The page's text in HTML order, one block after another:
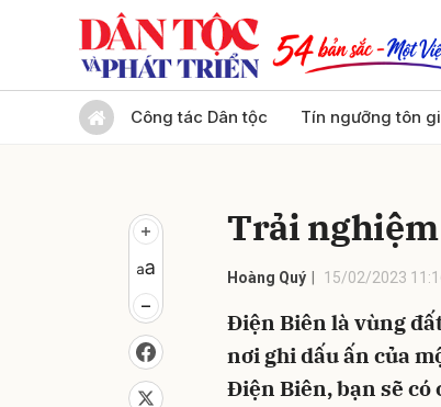
Công tác Dân tộc Tín ngưỡng tôn
Trải
Hoàng Quý 15/02/2023
Điện Biên là vùng
nơi ghi dấu ấn của
Điện Biên, bạn sẽ có